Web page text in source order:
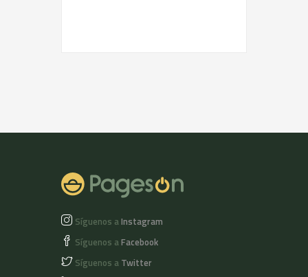
Síguenos aInstagram
Síguenos aFacebook
Síguenos a Twitter